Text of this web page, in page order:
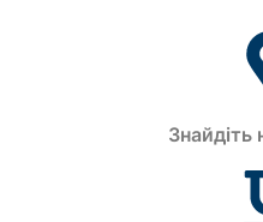
Знайдіть